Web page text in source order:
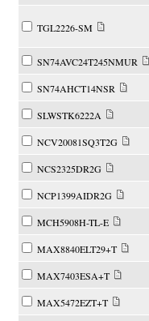
TGL2226-SM
SN74AVC24T245NMUR
SN74AHCT14NSR
SLWSTK6222A
NCV20081SQ3T2G
NCS2325DR2G
NCP1399AIDR2G
MCH5908H-TL-E
MAX8840ELT29+T
MAX7403ESA+T
MAX5472EZT+T